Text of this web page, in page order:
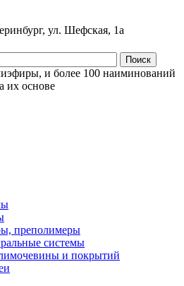
ул. Шефская, 1а
Поиск
и более 100 наиминований
их основе
преполимеры
системы
и покрытий